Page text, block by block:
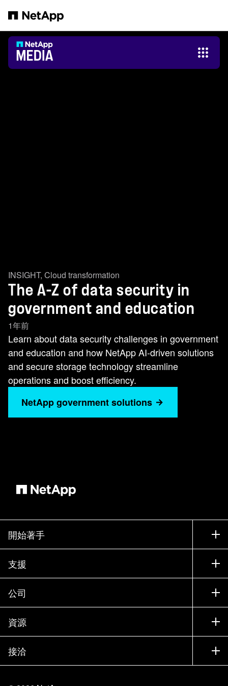
INSIGHT, Cloud transformation
The A-Z of data security in
government and education
1年前
Learn about data security challenges in government
and education and how NetApp AI-driven solutions
and secure storage technology streamline
operations and boost efficiency.
NetApp government solutions
開始著手
如何購買
聯絡銷售人員
尋找合作夥伴
試用產品
執行簡報
產品（依英文字母順序排列）
支援
支援
訓練
說明文件
知識庫
社群
公司
公司
合作夥伴
工作機會
資源
新聞
活動
接洽